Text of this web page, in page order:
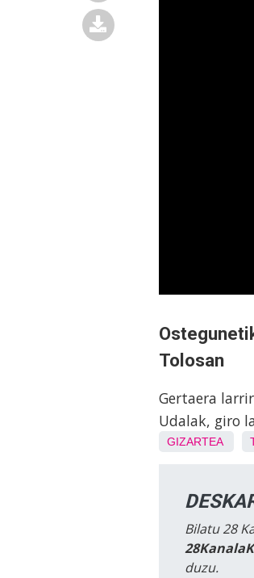
Tolosan
Gertaera
Udalak, giro
GIZARTEA
Bilatu 28
duzu.